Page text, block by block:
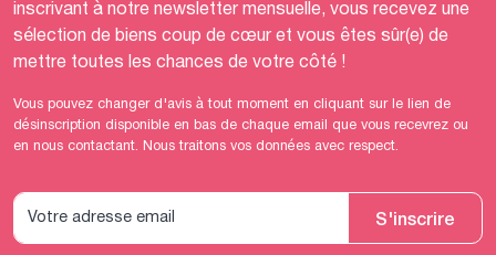
inscrivant à notre newsletter mensuelle, vous recevez une
sélection de biens coup de cœur et vous êtes sûr(e) de
mettre toutes les chances de votre côté !
Vous pouvez changer d'avis à tout moment en cliquant sur le lien de
désinscription disponible en bas de chaque email que vous recevrez ou
en nous contactant. Nous traitons vos données avec respect.
S'inscrire